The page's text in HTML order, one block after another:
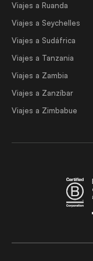
Viajes a Ruanda
Viajes a Seychelles
Viajes a Sudáfrica
Viajes a Tanzania
Viajes a Zambia
Viajes a Zanzíbar
Viajes a Zimbabue